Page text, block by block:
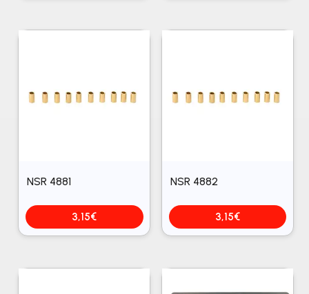
NSR 4881
3,15€
NSR 4882
3,15€